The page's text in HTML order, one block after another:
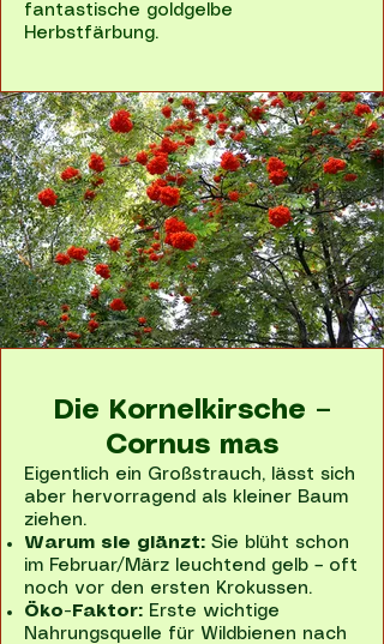
fantastische goldgelbe
Herbstfärbung.
Die Kornelkirsche –
Cornus mas
Eigentlich ein Großstrauch, lässt sich
aber hervorragend als kleiner Baum
ziehen.
Warum sie glänzt: Sie blüht schon
im Februar/März leuchtend gelb – oft
noch vor den ersten Krokussen.
Öko-Faktor: Erste wichtige
Nahrungsquelle für Wildbienen nach